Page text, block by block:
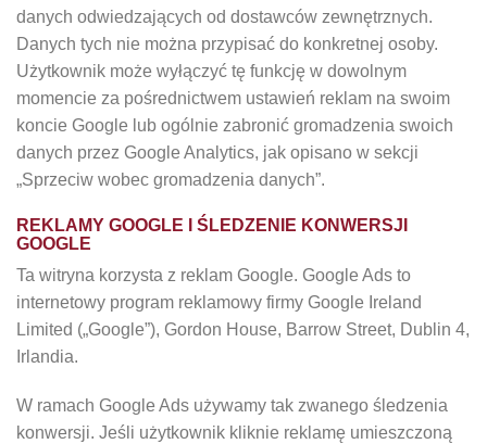
danych odwiedzających od dostawców zewnętrznych.
Danych tych nie można przypisać do konkretnej osoby.
Użytkownik może wyłączyć tę funkcję w dowolnym
momencie za pośrednictwem ustawień reklam na swoim
koncie Google lub ogólnie zabronić gromadzenia swoich
danych przez Google Analytics, jak opisano w sekcji
„Sprzeciw wobec gromadzenia danych”.
REKLAMY GOOGLE I ŚLEDZENIE KONWERSJI
GOOGLE
Ta witryna korzysta z reklam Google. Google Ads to
internetowy program reklamowy firmy Google Ireland
Limited („Google”), Gordon House, Barrow Street, Dublin 4,
Irlandia.
W ramach Google Ads używamy tak zwanego śledzenia
konwersji. Jeśli użytkownik kliknie reklamę umieszczoną